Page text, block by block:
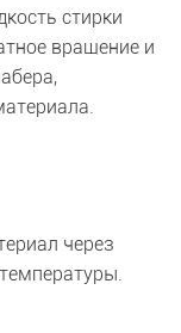
стирки
вращение и
через